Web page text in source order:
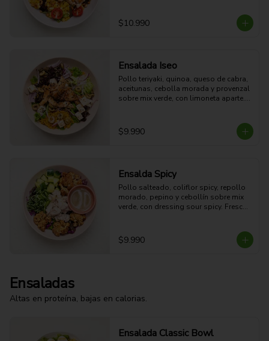
47g Proteina - 26g Carbohidratos -
27g grasa - 8g Fibra - 539 Kcal
$10.990
Ensalada Iseo
Pollo teriyaki, quinoa, queso de cabra,
aceitunas, cebolla morada y provenzal
sobre mix verde, con limoneta aparte.
$9.990
Ensalda Spicy
Pollo salteado, coliflor spicy, repollo
morado, pepino y cebollín sobre mix
verde, con dressing sour spicy. Fresca,
10g grasa - 5g Fibra - 329 Kcal
$9.990
Ensaladas
Altas en proteína, bajas en calorias.
Ensalada Classic Bowl